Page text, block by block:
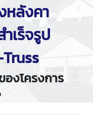
หลังคา
เร็จรูป
องโครงการ